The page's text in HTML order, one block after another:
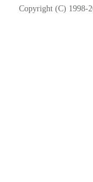
Copyright (C) 1998-